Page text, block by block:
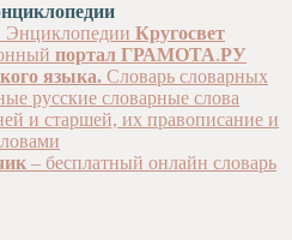
Энциклопедии Кругосвет
портал ГРАМОТА.РУ
языка. Словарь словарных
русские словарные слова
и старшей, их правописание и
– бесплатный онлайн словарь